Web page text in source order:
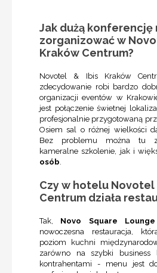
Jak dużą konferencję
zorganizować w
Kraków Centrum?
Novotel & Ibis Kraków
zdecydowanie robi bardzo
organizacji eventów w
jest połączenie świetnej
profesjonalnie przygotowaną
Osiem sal o różnej wielkości
Bez problemu można tu
kameralne szkolenie, jak i
osób.
Czy w hotelu Novotel
Centrum działa
Tak, Novo Square
nowoczesna restauracja,
poziom kuchni
zarówno na szybki
kontrahentami - menu jest